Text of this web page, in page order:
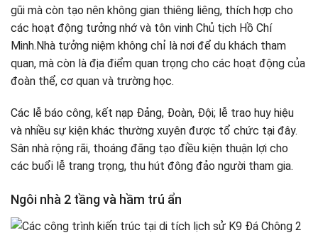
gũi mà còn tạo nên không gian thiêng liêng, thích hợp cho
các hoạt động tưởng nhớ và tôn vinh Chủ tịch Hồ Chí
Minh.Nhà tưởng niệm không chỉ là nơi để du khách tham
quan, mà còn là địa điểm quan trọng cho các hoạt động của
đoàn thể, cơ quan và trường học.
Các lễ báo công, kết nạp Đảng, Đoàn, Đội; lễ trao huy hiệu
và nhiều sự kiện khác thường xuyên được tổ chức tại đây.
Sân nhà rộng rãi, thoáng đãng tạo điều kiện thuận lợi cho
các buổi lễ trang trọng, thu hút đông đảo người tham gia.
Ngôi nhà 2 tầng và hầm trú ẩn